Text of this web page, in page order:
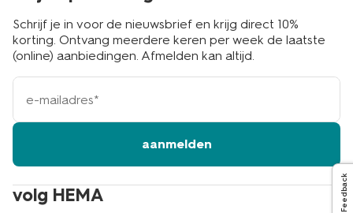
volg HEMA
Schrijf je in voor de nieuwsbrief en krijg direct 10%
korting. Ontvang meerdere keren per week de laatste
(online) aanbiedingen. Afmelden kan altijd.
e-
mailadres
aanmelden
Feedback